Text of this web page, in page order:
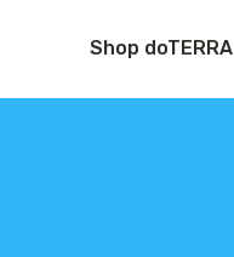
Shop doTERRA